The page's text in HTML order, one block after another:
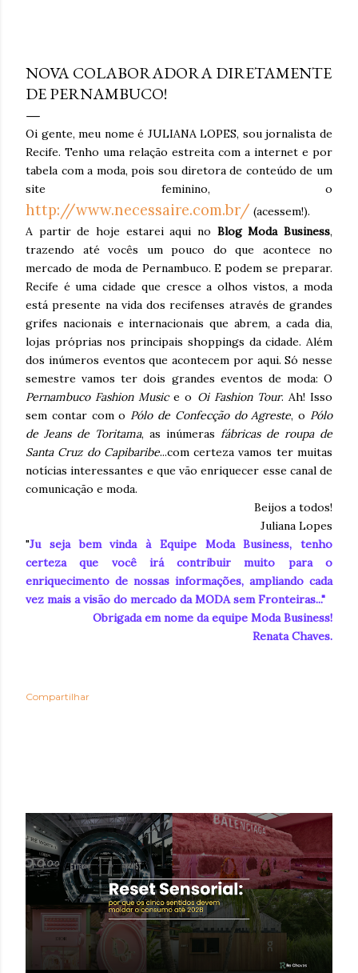
bem-estar, presença e conexão . Embora o nome “reset
trás dele já aparece em outros grandes relatórios
globais. A Accenture , em Life Trends 2025 , descreve o
movimento de Social Rewilding , segundo o qual as
pessoas buscam mais profundidade, autenticidade e
riqueza sensorial nas experiências. Na pesquisa da
consultoria, 42% atribuíram sua experiência mais
prazerosa da última se...
NOVA COLABORADORA DIRETAMENTE
DE PERNAMBUCO!
Oi gente, meu nome é JULIANA LOPES, sou jornalista de
Recife. Tenho uma relação estreita com a internet e por
tabela com a moda, pois sou diretora de conteúdo de um
site feminino, o
http://www.necessaire.com.br/ (acessem!).
A partir de hoje estarei aqui no Blog Moda Business,
trazendo até vocês um pouco do que acontece no
mercado de moda de Pernambuco. E podem se preparar.
Recife é uma cidade que cresce a olhos vistos, a moda
está presente na vida dos recifenses através de grandes
grifes nacionais e internacionais que abrem, a cada dia,
lojas próprias nos principais shoppings da cidade. Além
dos inúmeros eventos que acontecem por aqui. Só nesse
semestre vamos ter dois grandes eventos de moda: O
Pernambuco Fashion Musice o Oi Fashion Tour. Ah! Isso
sem contar com o Pólo de Confecção do Agreste, o Pólo
de Jeans de Toritama, as inúmeras fábricas de roupa de
Santa Cruz do Capibaribe...com certeza vamos ter muitas
notícias interessantes e que vão enriquecer esse canal de
comunicação e moda.
Beijos a todos!
Juliana Lopes
"Ju seja bem vinda à Equipe Moda Business, tenho
certeza que você irá contribuir muito para o
enriquecimento de nossas informações, ampliando cada
vez mais a visão do mercado da MODA sem Fronteiras..."
Obrigada em nome da equipe Moda Business!
Renata Chaves.
Compartilhar